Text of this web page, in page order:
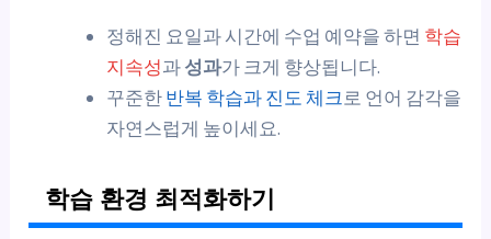
정해진 요일과 시간에 수업 예약을 하면 학습
지속성과성과가 크게 향상됩니다.
꾸준한반복 학습과 진도 체크로 언어 감각을
자연스럽게 높이세요.
학습 환경 최적화하기